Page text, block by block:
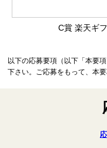
C賞 楽天ギ
以下の応募要項（以下「本要
下さい。ご応募をもって、本